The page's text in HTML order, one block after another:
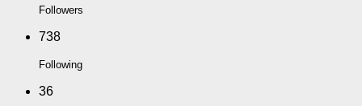
Followers
738
Following
36